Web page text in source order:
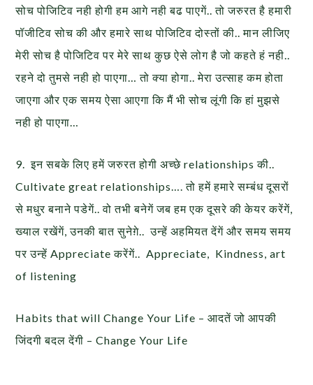
सोच पोजिटिव नही होगी हम आगे नही बढ पाएगें.. तो जरुरत है हमारी
पॉजीटिव सोच की और हमारे साथ पोजिटिव दोस्तों की.. मान लीजिए
मेरी सोच है पोजिटिव पर मेरे साथ कुछ ऐसे लोग है जो कहते हं नही..
रहने दो तुमसे नही हो पाएगा… तो क्या होगा.. मेरा उत्साह कम होता
जाएगा और एक समय ऐसा आएगा कि मैं भी सोच लूंगी कि हां मुझसे
नही हो पाएगा…
9. इन सबके लिए हमें जरुरत होगी अच्छे relationships की..
Cultivate great relationships…. तो हमें हमारे सम्बंध दूसरों
से मधुर बनाने पडेगें.. वो तभी बनेगें जब हम एक दूसरे की केयर करेंगें,
ख्याल रखेंगें, उनकी बात सुनेग़े.. उन्हें अहमियत देंगें और समय समय
पर उन्हें Appreciate करेंगें.. Appreciate, Kindness, art
of listening
Habits that will Change Your Life – आदतें जो आपकी
जिंदगी बदल देंगी – Change Your Life